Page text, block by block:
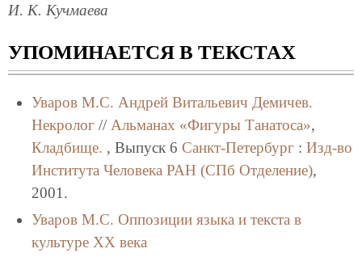
И. К. Кучмаева
УПОМИНАЕТСЯ В ТЕКСТАХ
Уваров М.С. Андрей Витальевич Демичев.
Некролог// Альманах «Фигуры Танатоса»,
Кладбище. , Выпуск 6 Санкт-Петербург: Изд-во
Института Человека РАН (СПб Отделение),
2001.
Уваров М.С. Оппозиции языка и текста в
культуре XX века